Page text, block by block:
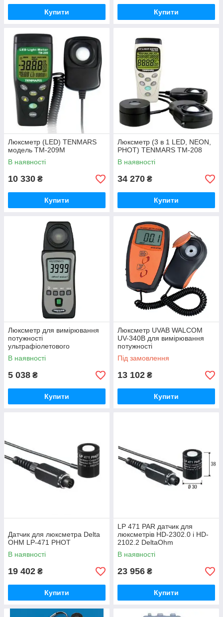
Купити Купити
Люксметр (LED) TENMARS
модель TM-209М
В наявності
10 330 ₴
Купити
Люксметр (3 в 1 LED, NEON,
PHOT) TENMARS ТМ-208
В наявності
34 270 ₴
Купити
Люксметр для вимірювання
потужності
ультрафіолетового
випромінювання UVAB
TENMARS TM-213
В наявності
5 038 ₴
Купити
Люксметр UVAB WALCOM
UV-340B для вимірювання
потужності
ультрафіолетового
випромінювання
Під замовлення
13 102 ₴
Купити
Датчик для люксметра Delta
OHM LP-471 PHOT
В наявності
19 402 ₴
Купити
LP 471 PAR датчик для
люксметрів HD-2302.0 і HD-
2102.2 DeltaOhm
В наявності
23 956 ₴
Купити